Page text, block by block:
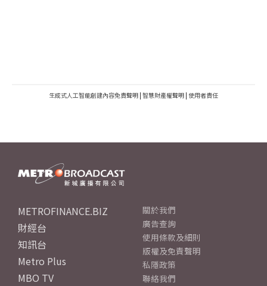
生成式人工智能創建內容免責聲明 | 智慧財產權聲明 | 使用者責任
METROFINANCE.BIZ
財經台
知訊台
Metro Plus
MBO TV
關於我們
廣告查詢
使用條款及細則
版權及免責聲明
私隱政策
聯絡我們